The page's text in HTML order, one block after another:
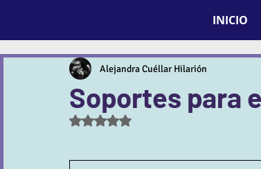
INICIO
Soportes para
Alejandra Cuéllar Hilarión
Obtuvo NaN de 5 estrellas.